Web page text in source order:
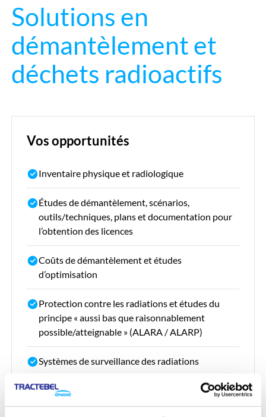
Solutions en
démantèlement et
déchets radioactifs
Vos opportunités
Inventaire physique et radiologique
Études de démantèlement, scénarios,
outils/techniques, plans et documentation pour
l’obtention des licences
Coûts de démantèlement et études
d’optimisation
Protection contre les radiations et études du
principe « aussi bas que raisonnablement
possible/atteignable » (ALARA / ALARP)
Systèmes de surveillance des radiations
Caractérisation radiologique et libération